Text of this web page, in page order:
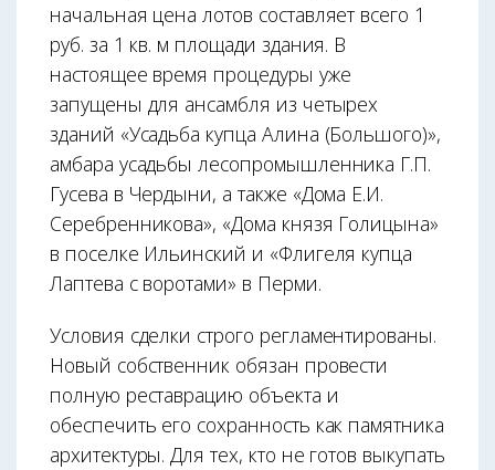
начальная цена лотов составляет всего 1
руб. за 1 кв. м площади здания. В
настоящее время процедуры уже
запущены для ансамбля из четырех
зданий «Усадьба купца Алина (Большого)»,
амбара усадьбы лесопромышленника Г.П.
Гусева в Чердыни, а также «Дома Е.И.
Серебренникова», «Дома князя Голицына»
в поселке Ильинский и «Флигеля купца
Лаптева с воротами» в Перми.
Условия сделки строго регламентированы.
Новый собственник обязан провести
полную реставрацию объекта и
обеспечить его сохранность как памятника
архитектуры. Для тех, кто не готов выкупать